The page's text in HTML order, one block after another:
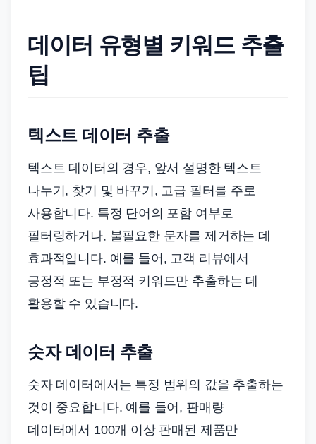
데이터 유형별 키워드 추출
팁
텍스트 데이터 추출
텍스트 데이터의 경우, 앞서 설명한 텍스트
나누기, 찾기 및 바꾸기, 고급 필터를 주로
사용합니다. 특정 단어의 포함 여부로
필터링하거나, 불필요한 문자를 제거하는 데
효과적입니다. 예를 들어, 고객 리뷰에서
긍정적 또는 부정적 키워드만 추출하는 데
활용할 수 있습니다.
숫자 데이터 추출
숫자 데이터에서는 특정 범위의 값을 추출하는
것이 중요합니다. 예를 들어, 판매량
데이터에서 100개 이상 판매된 제품만